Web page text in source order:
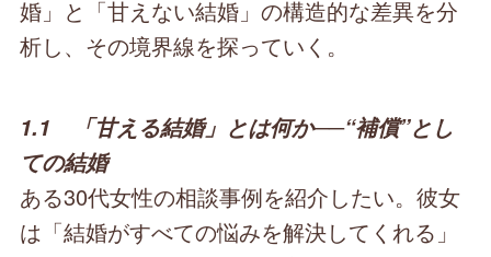
婚」と「甘えない結婚」の構造的な差異を分
析し、その境界線を探っていく。
1.1 「甘える結婚」とは何か──“補償”とし
ての結婚
ある30代女性の相談事例を紹介したい。彼女
は「結婚がすべての悩みを解決してくれる」